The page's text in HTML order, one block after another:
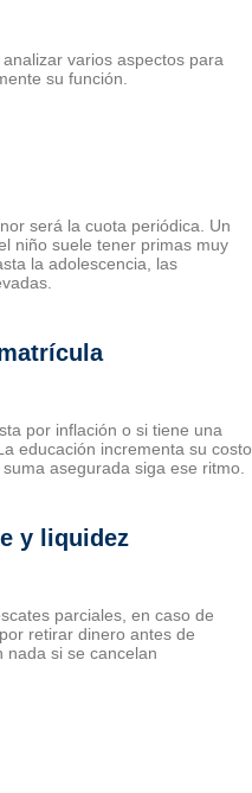
varios aspectos para
su función.
será la cuota periódica. Un
niño suele tener primas muy
la adolescencia, las
por inflación o si tiene una
educación incrementa su costo
asegurada siga ese ritmo.
y liquidez
parciales, en caso de
retirar dinero antes de
nada si se cancelan